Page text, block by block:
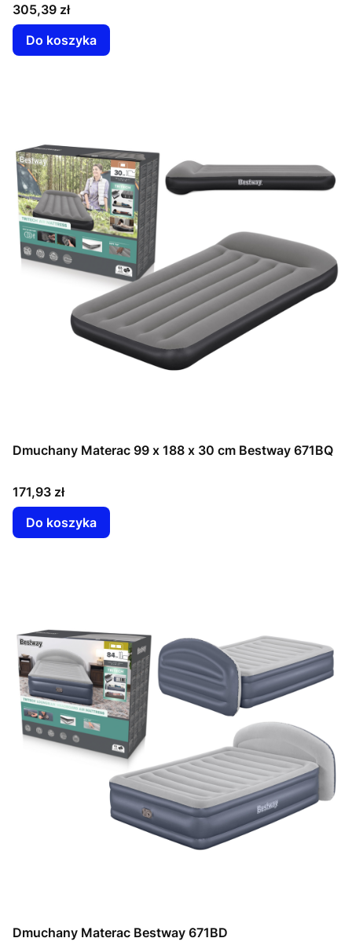
Cena
305,39 zł
Do koszyka
Dmuchany Materac 99 x 188 x 30 cm Bestway 671BQ
Cena
171,93 zł
Do koszyka
Dmuchany Materac Bestway 671BD